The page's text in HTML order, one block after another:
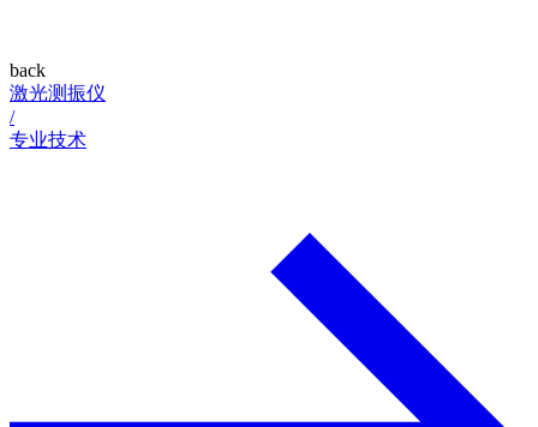
back
激光测振仪
/
专业技术